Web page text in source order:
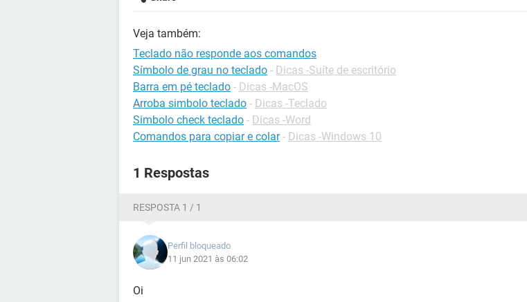
Veja também:
Teclado não responde aos comandos
Símbolo de grau no teclado - Dicas -Suíte de escritório
Barra em pé teclado - Dicas -MacOS
Arroba simbolo teclado - Dicas -Teclado
Simbolo check teclado - Dicas -Word
Comandos para copiar e colar - Dicas -Windows 10
1 Respostas
RESPOSTA 1 / 1
Perfil bloqueado
11 jun 2021 às 06:02
Oi